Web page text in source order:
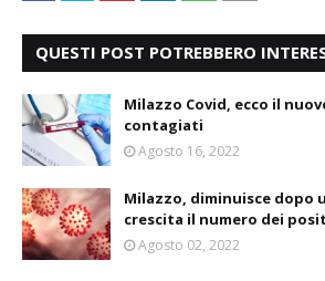
QUESTI POST POTREBBERO
Milazzo Covid, ecco il
contagiati
Agosto 16, 2022
Milazzo, diminuisce dopo
crescita il numero dei
Agosto 02, 2022